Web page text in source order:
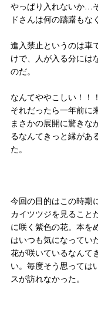
やっぱり入れないか…
ドさんは何の躊躇もな
進入禁止というのは車
けで、人が入る分には
のだ。
なんてややこしい！！！
それだったら一年前に
まさかの展開に驚きな
るなんてきっと縁があ
た。
今回の目的はこの時期
カイツツジを見ること
に咲く紫色の花。本を
はいつも気になってい
花が咲いているなんて
い。毎度そう思っては
スが訪れなかった。